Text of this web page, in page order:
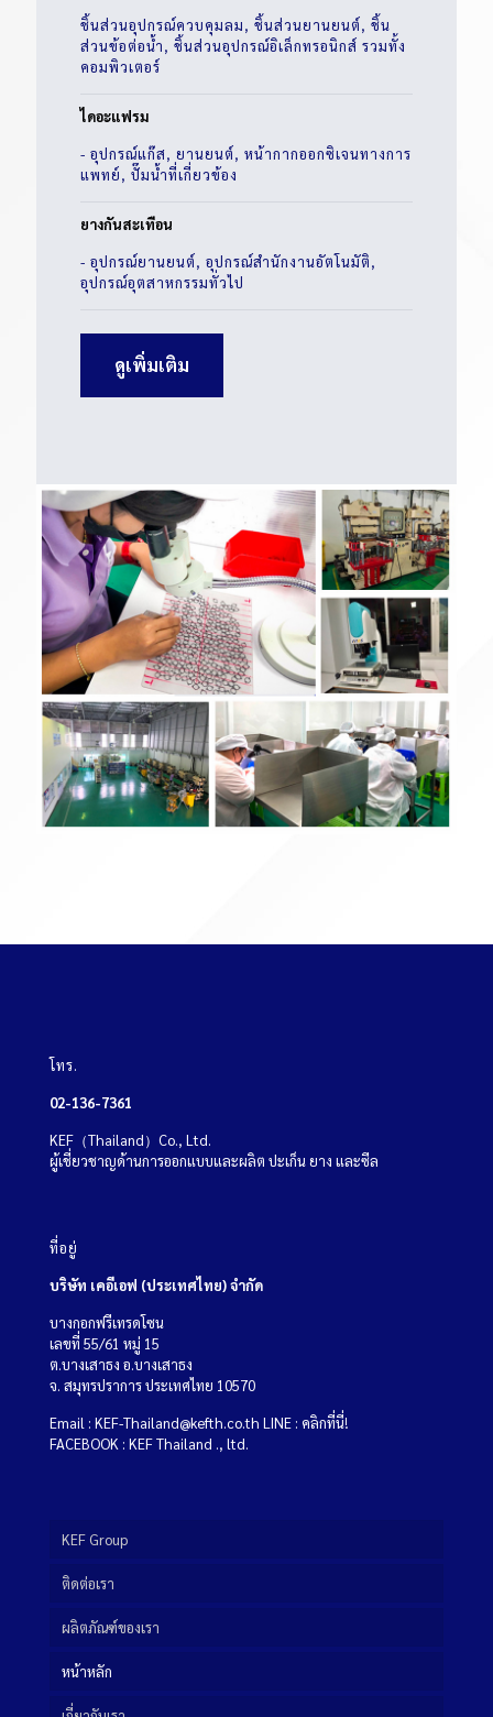
ชิ้นส่วนอุปกรณ์ควบคุมลม, ชิ้นส่วนยานยนต์, ชิ้น
ส่วนข้อต่อน้ำ, ชิ้นส่วนอุปกรณ์อิเล็กทรอนิกส์ รวมทั้ง
คอมพิวเตอร์
ไดอะแฟรม
- อุปกรณ์แก๊ส, ยานยนต์, หน้ากากออกซิเจนทางการ
แพทย์, ปั๊มน้ำที่เกี่ยวข้อง
ยางกันสะเทือน
- อุปกรณ์ยานยนต์, อุปกรณ์สำนักงานอัตโนมัติ,
อุปกรณ์อุตสาหกรรมทั่วไป
ดูเพิ่มเติม
โทร.
02-136-7361
KEF（Thailand）Co., Ltd.
ผู้เชี่ยวชาญด้านการออกแบบและผลิต ปะเก็น ยาง และซีล
ที่อยู่
บริษัท เคอีเอฟ (ประเทศไทย) จำกัด
บางกอกฟรีเทรดโซน
เลขที่ 55/61 หมู่ 15
ต.บางเสาธง อ.บางเสาธง
จ. สมุทรปราการ ประเทศไทย 10570
Email : KEF-Thailand@kefth.co.th LINE : คลิกที่นี่!
FACEBOOK : KEF Thailand ., ltd.
KEF Group
ติดต่อเรา
ผลิตภัณฑ์ของเรา
หน้าหลัก